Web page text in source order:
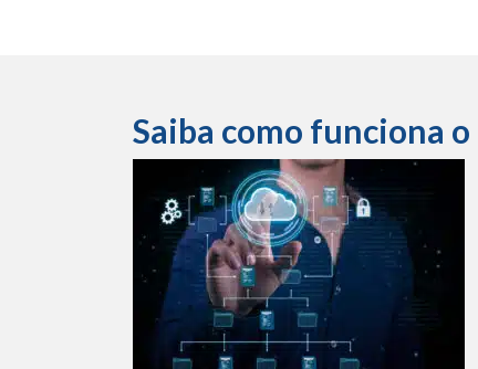
Saiba como funciona o